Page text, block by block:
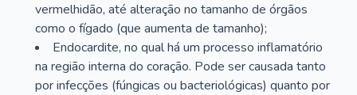
vermelhidão, até alteração no tamanho de órgãos
como o fígado (que aumenta de tamanho);
Endocardite, no qual há um processo inflamatório
na região interna do coração. Pode ser causada tanto
por infecções (fúngicas ou bacteriológicas) quanto por